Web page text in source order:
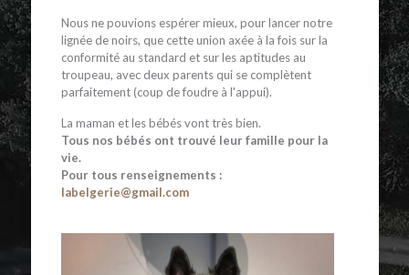
Nous ne pouvions espérer mieux, pour lancer notre
lignée de noirs, que cette union axée à la fois sur la
conformité au standard et sur les aptitudes au
troupeau, avec deux parents qui se complètent
parfaitement (coup de foudre à l'appui).
La maman et les bébés vont très bien.
Tous nos bébés ont trouvé leur famille pour la
vie.
Pour tous renseignements :
labelgerie@gmail.com